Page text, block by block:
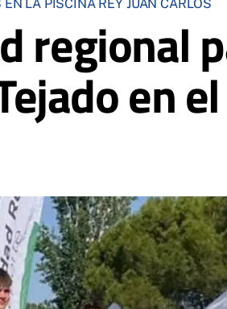
LA PISCINA REY JUAN CARLOS
regional
en